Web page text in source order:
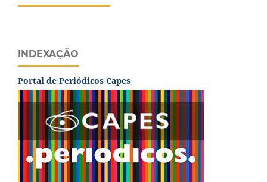
INDEXAÇÃO
Portal de Periódicos Capes